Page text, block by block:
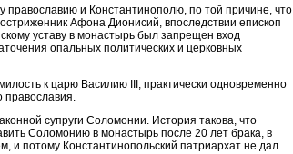
православию и Константинополю, по той причине, что
Афона Дионисий, впоследствии епископ
уставу в монастырь был запрещен вход
опальных политических и церковных
к царю Василию III, практически одновременно
православия.
супруги Соломонии. История такова, что
Соломонию в монастырь после 20 лет брака, в
потому Константинопольский патриархат не дал